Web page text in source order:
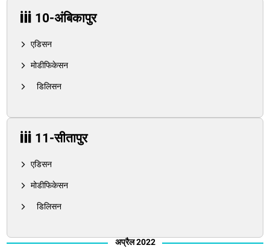
10-अंबिकापुर
एडिसन
मोडीफिकेसन
डिलिसन
11-सीतापुर
एडिसन
मोडीफिकेसन
डिलिसन
अप्रैल 2022